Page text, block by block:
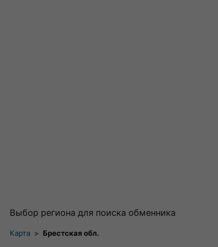
Выбор региона для поиска обменника
Карта > Брестская обл.